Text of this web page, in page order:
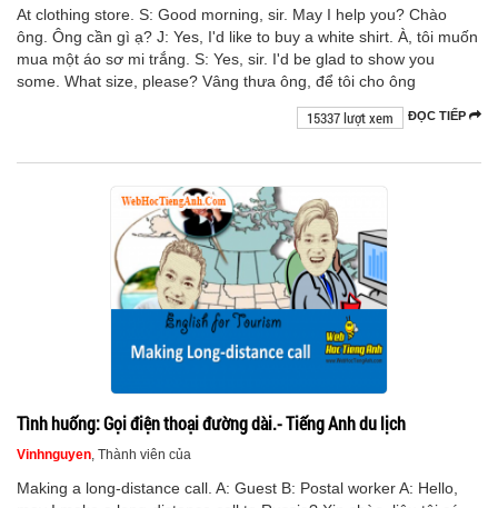
At clothing store. S: Good morning, sir. May I help you? Chào
ông. Ông cần gì ạ? J: Yes, I'd like to buy a white shirt. À, tôi muốn
mua một áo sơ mi trắng. S: Yes, sir. I'd be glad to show you
some. What size, please? Vâng thưa ông, để tôi cho ông
ĐỌC TIẾP
15337 lượt xem
Tình huống: Gọi điện thoại đường dài.- Tiếng Anh du lịch
Vinhnguyen , Thành viên của
Making a long-distance call. A: Guest B: Postal worker A: Hello,